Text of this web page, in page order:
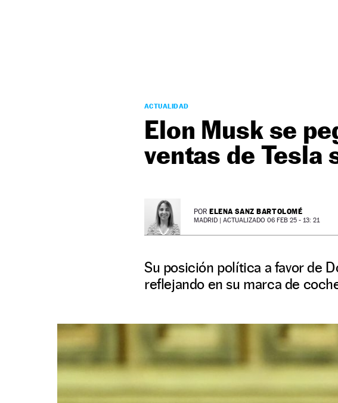
ACTUALIDAD
Elon Musk se
ventas de Tesla
POR ELENA SANZ BARTOLOMÉ
MADRID | ACTUALIZADO 06 FEB 25 - 13: 21
Su posición política a favor de
reflejando en su marca de